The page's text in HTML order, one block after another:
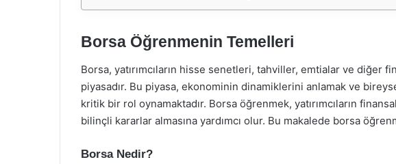
Borsa Öğrenmenin Temelleri
Borsa, yatırımcıların hisse senetleri, tahviller, emtialar ve diğer
piyasadır. Bu piyasa, ekonominin dinamiklerini anlamak ve
kritik bir rol oynamaktadır. Borsa öğrenmek, yatırımcıların
bilinçli kararlar almasına yardımcı olur. Bu makalede borsa
Borsa Nedir?